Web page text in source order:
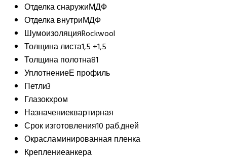
Отделка снаружиМДФ
Отделка внутриМДФ
ШумоизоляцияRockwool
Толщина листа1,5 +1,5
Толщина полотна81
УплотнениеЕ профиль
Петли3
Глазокхром
Назначениеквартирная
Срок изготовления10 раб.дней
Окрасламинированная пленка
Креплениеанкера